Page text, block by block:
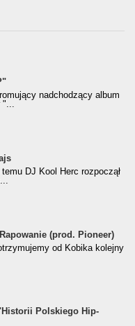
nadchodzący album
"...
Roku
temu DJ Kool Herc rozpoczął
(prod. Pioneer)
(prod. Pioneer)
od Kobika kolejny
Polskiego Hip-
Polskiego Hip-